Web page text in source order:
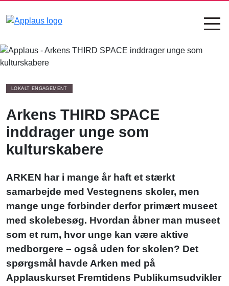
LOKALT ENGAGEMENT
Arkens THIRD SPACE
inddrager unge som
kulturskabere
ARKEN har i mange år haft et stærkt
samarbejde med Vestegnens skoler, men
mange unge forbinder derfor primært museet
med skolebesøg. Hvordan åbner man museet
som et rum, hvor unge kan være aktive
medborgere – også uden for skolen? Det
spørgsmål havde Arken med på
Applauskurset Fremtidens Publikumsudvikler